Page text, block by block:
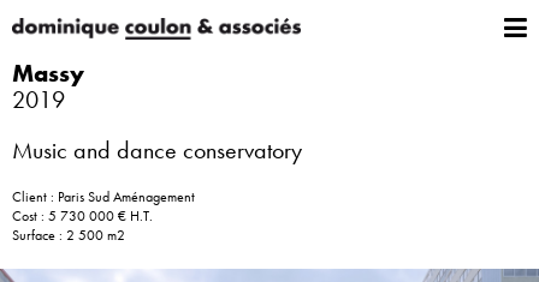
Massy
2019
Music and dance conservatory
Client : Paris Sud Aménagement
Cost : 5 730 000 € H.T.
Surface : 2 500 m2